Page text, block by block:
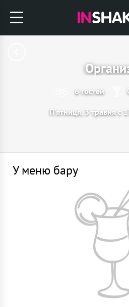
6 гостей
П'ятниця, 3 травня с
У меню бару